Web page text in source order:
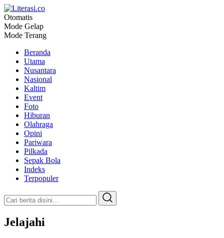
Literasi.co
Pilar Informasi
Otomatis
Mode Gelap
Mode Terang
Beranda
Utama
Nusantara
Nasional
Kaltim
Event
Foto
Hiburan
Olahraga
Opini
Pariwara
Pilkada
Sepak Bola
Indeks
Terpopuler
Jelajahi